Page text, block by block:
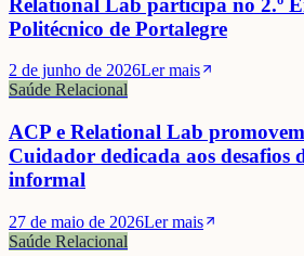
Politécnico de Portalegre
2 de junho de 2026Ler mais
Saúde Relacional
ACP e Relational Lab
Cuidador dedicada aos desafios
informal
27 de maio de 2026Ler mais
Saúde Relacional